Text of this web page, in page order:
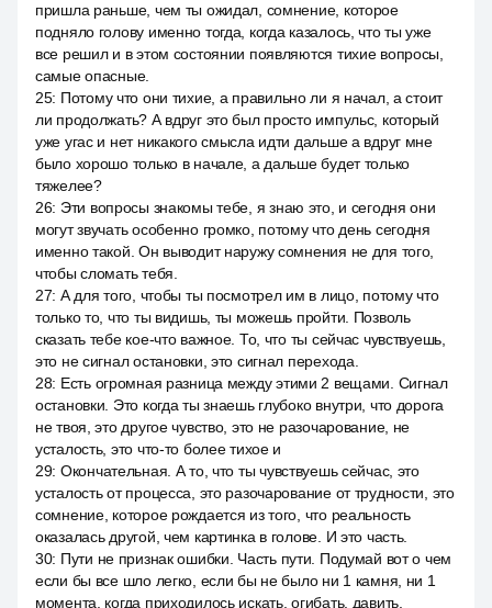
пришла раньше, чем ты ожидал, сомнение, которое
подняло голову именно тогда, когда казалось, что ты уже
все решил и в этом состоянии появляются тихие вопросы,
самые опасные.
25: Потому что они тихие, а правильно ли я начал, а стоит
ли продолжать? А вдруг это был просто импульс, который
уже угас и нет никакого смысла идти дальше а вдруг мне
было хорошо только в начале, а дальше будет только
тяжелее?
26: Эти вопросы знакомы тебе, я знаю это, и сегодня они
могут звучать особенно громко, потому что день сегодня
именно такой. Он выводит наружу сомнения не для того,
чтобы сломать тебя.
27: А для того, чтобы ты посмотрел им в лицо, потому что
только то, что ты видишь, ты можешь пройти. Позволь
сказать тебе кое-что важное. То, что ты сейчас чувствуешь,
это не сигнал остановки, это сигнал перехода.
28: Есть огромная разница между этими 2 вещами. Сигнал
остановки. Это когда ты знаешь глубоко внутри, что дорога
не твоя, это другое чувство, это не разочарование, не
усталость, это что-то более тихое и
29: Окончательная. А то, что ты чувствуешь сейчас, это
усталость от процесса, это разочарование от трудности, это
сомнение, которое рождается из того, что реальность
оказалась другой, чем картинка в голове. И это часть.
30: Пути не признак ошибки. Часть пути. Подумай вот о чем
если бы все шло легко, если бы не было ни 1 камня, ни 1
момента, когда приходилось искать, огибать, давить,